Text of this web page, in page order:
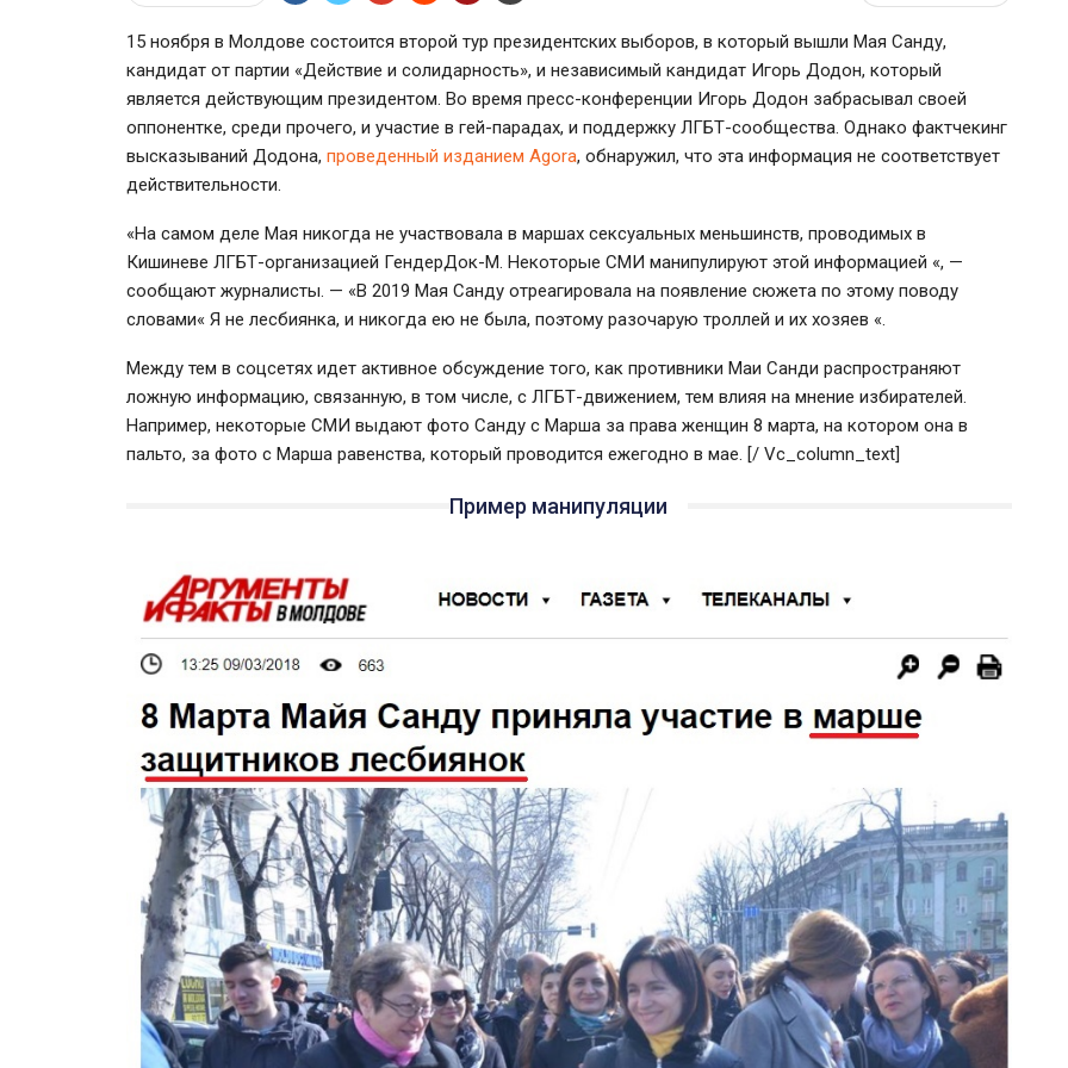
15 ноября в Молдове состоится второй тур президентских выборов, в который вышли Мая Санду,
кандидат от партии «Действие и солидарность», и независимый кандидат Игорь Додон, который
является действующим президентом. Во время пресс-конференции Игорь Додон забрасывал своей
оппонентке, среди прочего, и участие в гей-парадах, и поддержку ЛГБТ-сообщества. Однако фактчекинг
высказываний Додона, проведенный изданием Agora, обнаружил, что эта информация не соответствует
действительности.
«На самом деле Мая никогда не участвовала в маршах сексуальных меньшинств, проводимых в
Кишиневе ЛГБТ-организацией ГендерДок-М. Некоторые СМИ манипулируют этой информацией «, —
сообщают журналисты. — «В 2019 Мая Санду отреагировала на появление сюжета по этому поводу
словами« Я не лесбиянка, и никогда ею не была, поэтому разочарую троллей и их хозяев «.
Между тем в соцсетях идет активное обсуждение того, как противники Маи Санди распространяют
ложную информацию, связанную, в том числе, с ЛГБТ-движением, тем влияя на мнение избирателей.
Например, некоторые СМИ выдают фото Санду с Марша за права женщин 8 марта, на котором она в
пальто, за фото с Марша равенства, который проводится ежегодно в мае. [/ Vc_column_text]
Пример манипуляции